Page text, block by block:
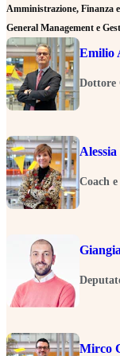
Amministrazione, Finanza
General Management e
Emilio
Dottore
Coach
Mirco